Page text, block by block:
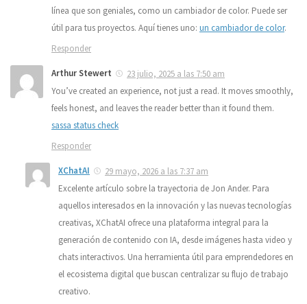
línea que son geniales, como un cambiador de color. Puede ser
útil para tus proyectos. Aquí tienes uno: un cambiador de color.
Responder
Arthur Stewert
23 julio, 2025 a las 7:50 am
You’ve created an experience, not just a read. It moves smoothly,
feels honest, and leaves the reader better than it found them.
sassa status check
Responder
XChatAI
29 mayo, 2026 a las 7:37 am
Excelente artículo sobre la trayectoria de Jon Ander. Para
aquellos interesados en la innovación y las nuevas tecnologías
creativas, XChatAI ofrece una plataforma integral para la
generación de contenido con IA, desde imágenes hasta video y
chats interactivos. Una herramienta útil para emprendedores en
el ecosistema digital que buscan centralizar su flujo de trabajo
creativo.